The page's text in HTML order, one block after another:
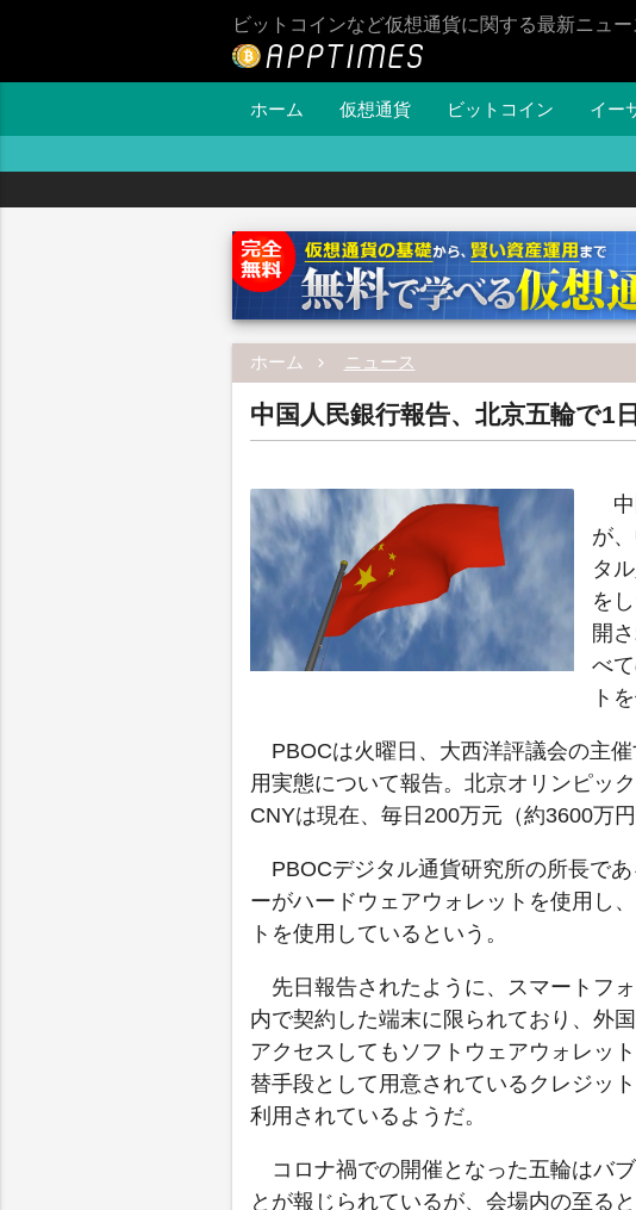
ビットコインなど仮想通貨に関する最新ニュ
ホーム 仮想通貨 ビットコイン イー
ホーム ニュース
中国人民銀行報告、北京五輪で1
が
タ
を
開
べ
ト
PBOCは火曜日、大西洋評議会の主
用実態について報告。北京オリンピッ
CNYは現在、毎日200万元（約3600万
PBOCデジタル通貨研究所の所長で
ーがハードウェアウォレットを使用し
トを使用しているという。
先日報告されたように、スマートフ
内で契約した端末に限られており、外
アクセスしてもソフトウェアウォレッ
替手段として用意されているクレジッ
利用されているようだ。
コロナ禍での開催となった五輪はバ
とが報じられているが、会場内の至る